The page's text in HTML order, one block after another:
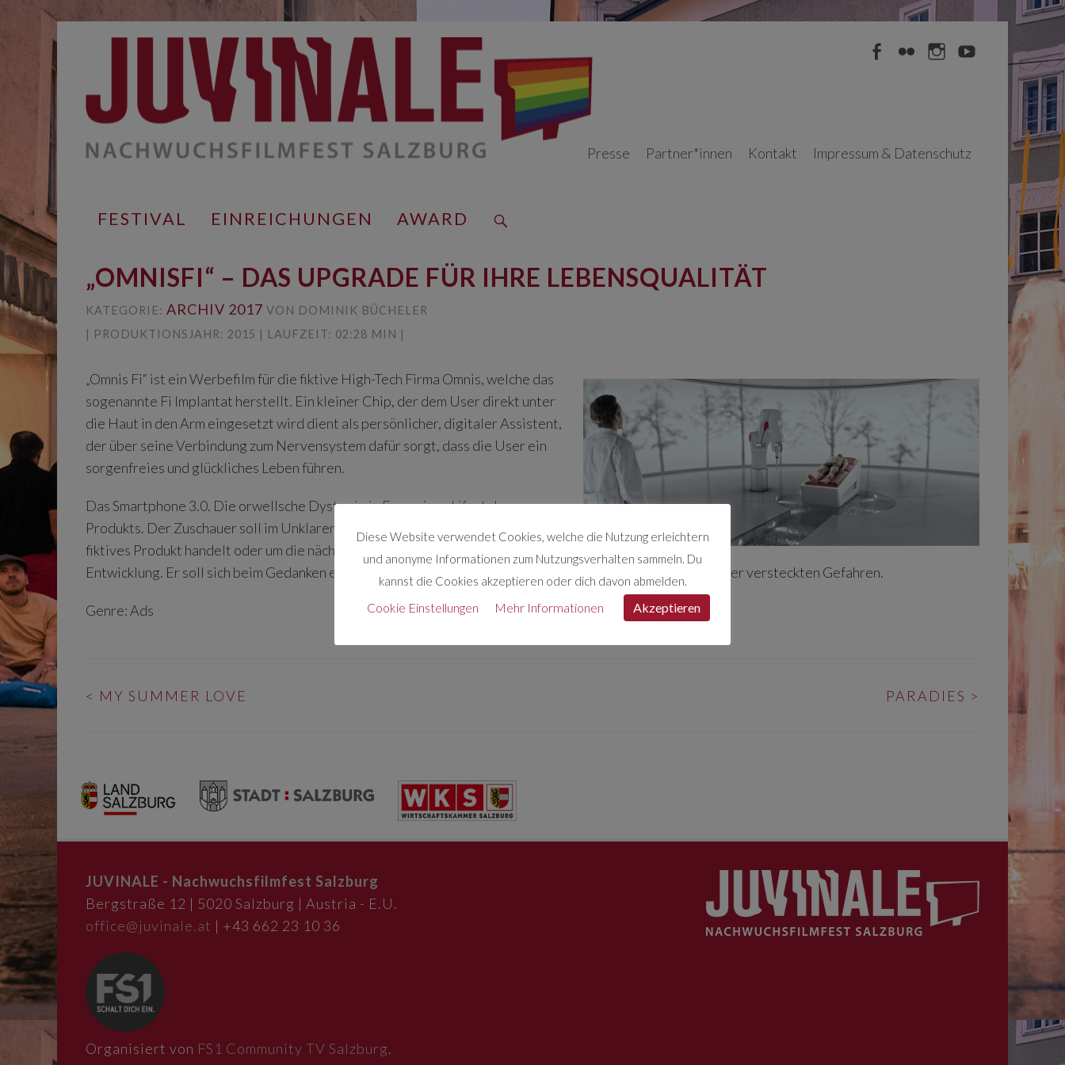
Inhalt
YouTube
Presse Partner*innen Kontakt Impressum & Datenschutz
FESTIVAL EINREICHUNGEN AWARD
„OMNISFI“ – DAS UPGRADE FÜR IHRE LEBENSQUALITÄT
KATEGORIE: ARCHIV 2017 VON DOMINIK BÜCHELER
| PRODUKTIONSJAHR: 2015 | LAUFZEIT: 02:28 MIN |
„Omnis Fi“ ist ein Werbefilm für die fiktive High-Tech Firma Omnis, welche das
sogenannte Fi Implantat herstellt. Ein kleiner Chip, der dem User direkt unter
die Haut in den Arm eingesetzt wird dient als persönlicher, digitaler Assistent,
der über seine Verbindung zum Nervensystem dafür sorgt, dass die User ein
sorgenfreies und glückliches Leben führen.
Das Smartphone 3.0. Die orwellsche Dystopie in Form eines Lifestyle
Produkts. Der Zuschauer soll im Unklaren bleiben, ob es sich hierbei um ein
fiktives Produkt handelt oder um die nächste Stufe der technischen
Entwicklung. Er soll sich beim Gedanken ertappen, ob er sich nicht wirklich ein Omnis Fi zulegen soll, trotz der versteckten Gefahren.
Genre: Ads
< MY SUMMER LOVE PARADIES >
JUVINALE - Nachwuchsfilmfest Salzburg
Bergstraße 12 | 5020 Salzburg | Austria - E.U.
office@juvinale.at | +43 662 23 10 36
Organisiert von FS1 Community TV Salzburg.
Diese Website verwendet Cookies, welche die Nutzung erleichtern
und anonyme Informationen zum Nutzungsverhalten sammeln. Du
kannst die Cookies akzeptieren oder dich davon abmelden.
Cookie Einstellungen Mehr Informationen Akzeptieren